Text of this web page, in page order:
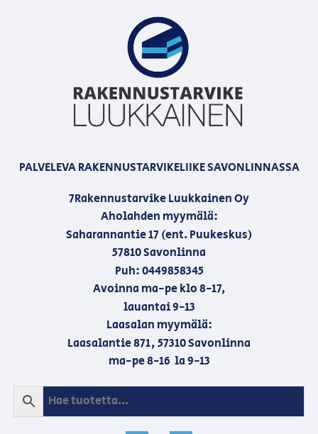
PALVELEVA RAKENNUSTARVIKELIIKE SAVONLINNASSA
7Rakennustarvike Luukkainen Oy
Aholahden myymälä:
Saharannantie 17 (ent. Puukeskus)
57810 Savonlinna
Puh: 0449858345
Avoinna ma-pe klo 8-17,
lauantai 9-13
Laasalan myymälä:
Laasalantie 871, 57310 Savonlinna
ma-pe 8-16 la 9-13